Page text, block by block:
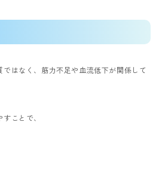
はなく、筋力不足や血流低下が関係して
ことで、